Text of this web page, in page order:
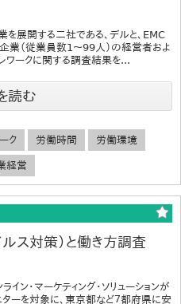
展開する二社である、デルと、EMC
業（従業員数1～99人）の経営者およ
ークに関する調査結果を...
読む
ク 労働時間 労働環境
経営
ルス対策）と働き方調査
イン・マーケティング・ソリューションが
ーを対象に、東京都など７都府県に安